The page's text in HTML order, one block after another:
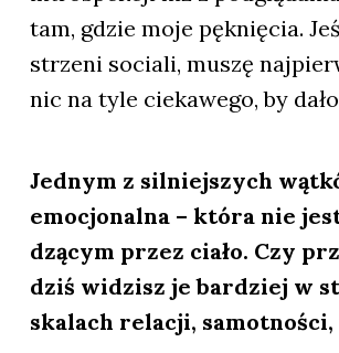
tam, gdzie moje pęk­nię­cia.
strze­ni socia­li, muszę
nic na tyle cie­ka­we­go, by
Jed­nym z sil­niej­szych
emo­cjo­nal­na – któ­ra nie
dzą­cym przez cia­ło. Czy
dziś widzisz je bar­dziej w
ska­lach rela­cji,